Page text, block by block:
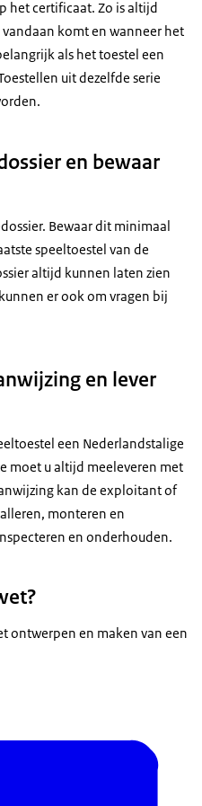
het certificaat. Zo is altijd
komt en wanneer het
als het toestel een
uit dezelfde serie
en bewaar
Bewaar dit minimaal
speeltoestel van de
altijd kunnen laten zien
er ook om vragen bij
en lever
een Nederlandstalige
moet u altijd meeleveren met
kan de exploitant of
monteren en
en onderhouden.
ontwerpen en maken van een